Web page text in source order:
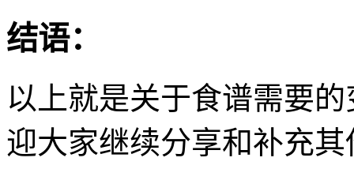
结语：
以上就是关于食谱需要
迎大家继续分享和补充